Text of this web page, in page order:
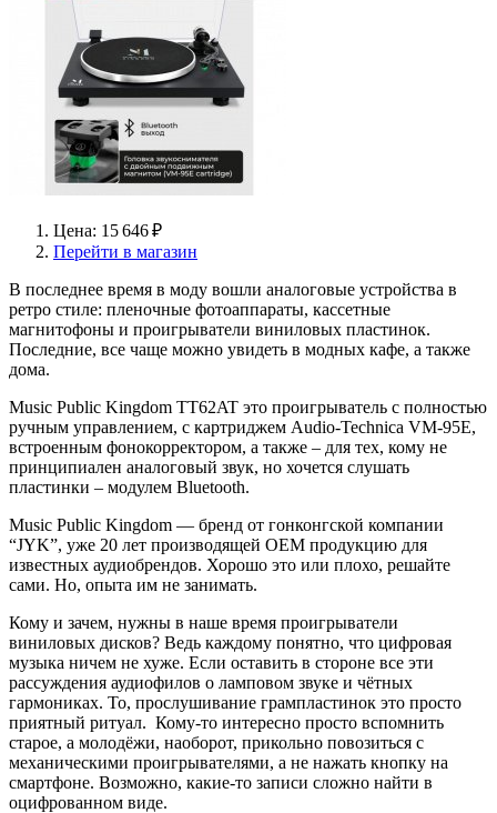
Цена: 15 646 ₽
Перейти в магазин
В последнее время в моду вошли аналоговые устройства в
ретро стиле: пленочные фотоаппараты, кассетные
магнитофоны и проигрыватели виниловых пластинок.
Последние, все чаще можно увидеть в модных кафе, а также
дома.
Music Public Kingdom TT62AT это проигрыватель с полностью
ручным управлением, с картриджем Audio-Technica VM-95E,
встроенным фонокорректором, а также – для тех, кому не
принципиален аналоговый звук, но хочется слушать
пластинки – модулем Bluetooth.
Music Public Kingdom — бренд от гонконгской компании
“JYK”, уже 20 лет производящей ОЕМ продукцию для
известных аудиобрендов. Хорошо это или плохо, решайте
сами. Но, опыта им не занимать.
Кому и зачем, нужны в наше время проигрыватели
виниловых дисков? Ведь каждому понятно, что цифровая
музыка ничем не хуже. Если оставить в стороне все эти
рассуждения аудиофилов о ламповом звуке и чётных
гармониках. То, прослушивание грампластинок это просто
приятный ритуал. Кому-то интересно просто вспомнить
старое, а молодёжи, наоборот, прикольно повозиться с
механическими проигрывателями, а не нажать кнопку на
смартфоне. Возможно, какие-то записи сложно найти в
оцифрованном виде.